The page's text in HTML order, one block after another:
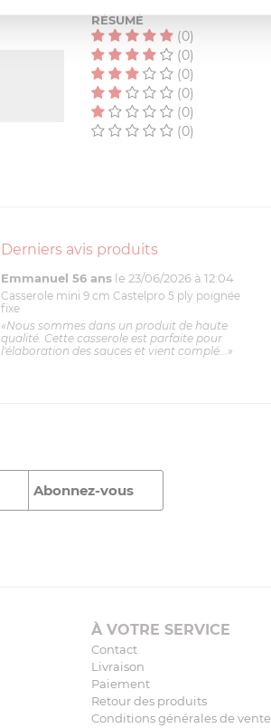
RÉSUMÉ
(0)
(0)
(0)
(0)
(0)
(0)
Derniers avis produits
Emmanuel 56 ans le 23/06/2026 à 12:04
Casserole mini 9 cm Castelpro 5 ply poignée
fixe
«Nous sommes dans un produit de haute
qualité. Cette casserole est parfaite pour
l'élaboration des sauces et vient complé...»
À VOTRE SERVICE
Contact
Livraison
Paiement
Retour des produits
Conditions générales de vente